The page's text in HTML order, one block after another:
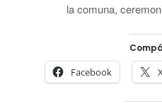
la comuna,
Facebook X